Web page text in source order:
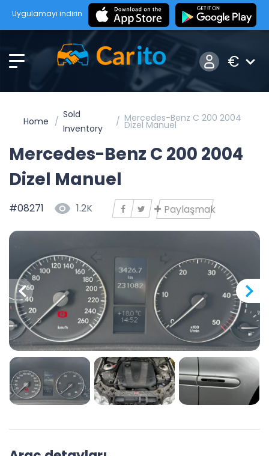
Uygulamayı indirin
€
Home
Sold
Inventory
Mercedes-Benz C 200 2004
Dizel Manuel
Mercedes-Benz C 200 2004
Dizel Manuel
#08271 1.2K Paylaşmak